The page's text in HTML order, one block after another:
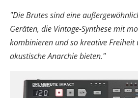
"Die Brutes sind eine
Geräten, die Vintage-Synthese mit
kombinieren und so kreative
akustische Anarchie bieten."